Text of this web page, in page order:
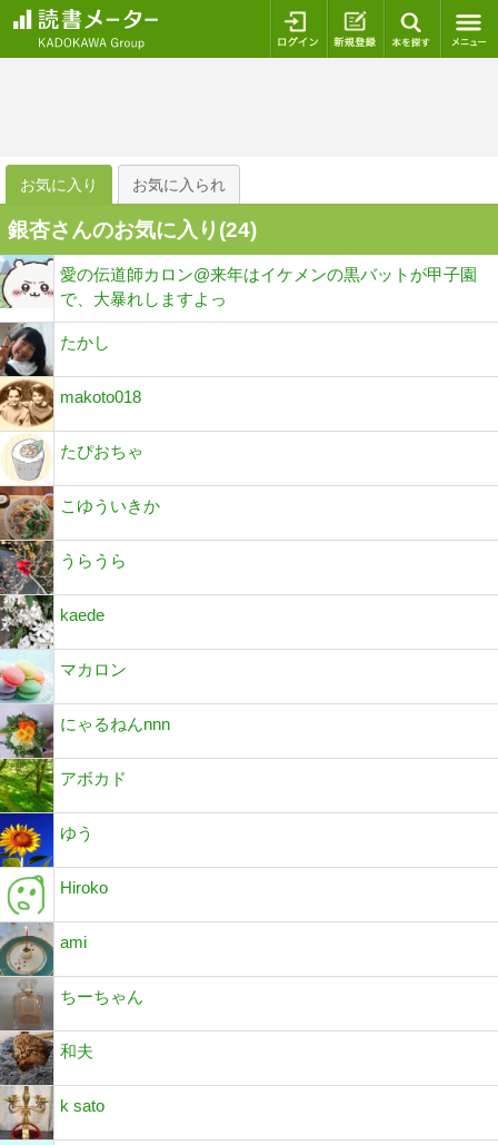
ログイン 新規登録
お気に入り お気に入られ
銀杏さんのお気に入り(24)
愛の伝道師カロン@来年はイケメンの黒バットが甲子園
で、大暴れしますよっ
たかし
makoto018
たぴおちゃ
こゆういきか
うらうら
kaede
マカロン
にゃるねんnnn
アボカド
ゆう
Hiroko
ami
ちーちゃん
和夫
k sato